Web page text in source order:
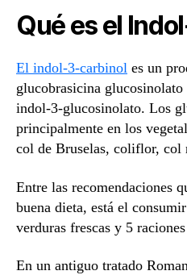
Qué es el
El indol-3-carbinol es un
glucobrasicina
indol-3-glucosinolato. Los
principalmente en los
col de Bruselas, coliflor, col
Entre las recomendaciones
buena dieta, está el
verduras frescas y 5
En un antiguo tratado